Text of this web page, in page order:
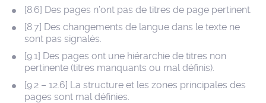
[8.6] Des pages n’ont pas de titres de page pertinent.
[8.7] Des changements de langue dans le texte ne
sont pas signalés.
[9.1] Des pages ont une hiérarchie de titres non
pertinente (titres manquants ou mal définis).
[9.2 – 12.6] La structure et les zones principales des
pages sont mal définies.